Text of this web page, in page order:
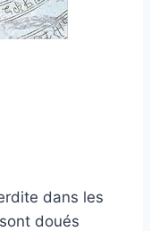
dans les
doués